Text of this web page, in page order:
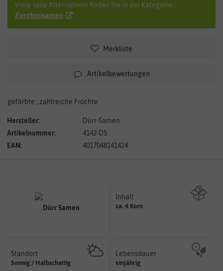
Viele tolle Alternativen finden Sie in der Kategorie:
Zucchinisamen
Merkliste
Artikelbewertungen
gefärbte , zahlreiche Früchte
Hersteller:
Dürr-Samen
Artikelnummer:
4142-DS
EAN:
4017048141424
Inhalt
ca. 4 KornWie viel ist enthalten
Standort
Sonnig / Halbschattig
Pflanze? (schattig, halbschattig,
sonnig, vollsonnig)
Lebensdauer
einjährig
einjährig, zweijährig oder
mehrjährig.